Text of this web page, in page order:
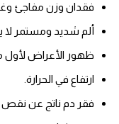
فقدان وزن مفاجئ
ألم شديد ومستمر لا
ظهور الأعراض لأول مرة بعد
ارتفاع في الحرارة.
فقر دم ناتج عن نقص